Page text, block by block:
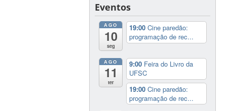
Eventos
AGO
10
seg
19:00Cine paredão:
programação de rec...
AGO
11
ter
9:00 Feira do Livro da
UFSC
19:00Cine paredão:
programação de rec...